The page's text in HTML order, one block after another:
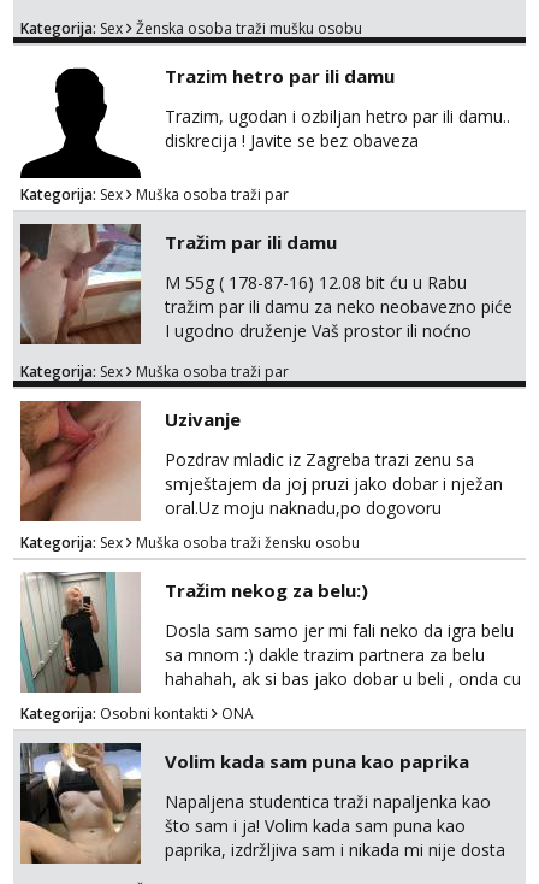
na link ispod i nadji me tamo, cekam te!
Kategorija: Sex Ženska osoba traži mušku osobu
Trazim hetro par ili damu
Trazim, ugodan i ozbiljan hetro par ili damu..
diskrecija ! Javite se bez obaveza
Kategorija: Sex Muška osoba traži par
Tražim par ili damu
M 55g ( 178-87-16) 12.08 bit ću u Rabu
tražim par ili damu za neko neobavezno piće
I ugodno druženje Vaš prostor ili noćno
trata.vrh@gmail.com
Kategorija: Sex Muška osoba traži par
Uzivanje
Pozdrav mladic iz Zagreba trazi zenu sa
smještajem da joj pruzi jako dobar i nježan
oral.Uz moju naknadu,po dogovoru
.Diskrecija osigurana.
Kategorija: Sex Muška osoba traži žensku osobu
Tražim nekog za belu:)
Dosla sam samo jer mi fali neko da igra belu
sa mnom :) dakle trazim partnera za belu
hahahah, ak si bas jako dobar u beli , onda cu
razmislit za dalje Klikni na link ispod i nadji me
tamo, cekam te!
Kategorija: Osobni kontakti ONA
Volim kada sam puna kao paprika
Napaljena studentica traži napaljenka kao
što sam i ja! Volim kada sam puna kao
paprika, izdržljiva sam i nikada mi nije dosta